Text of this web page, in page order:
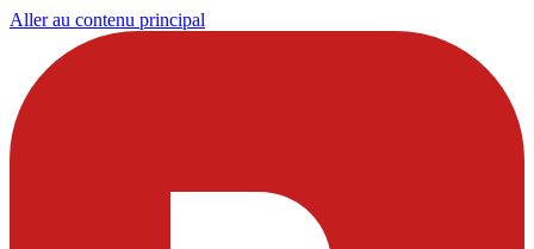
Aller au contenu principal